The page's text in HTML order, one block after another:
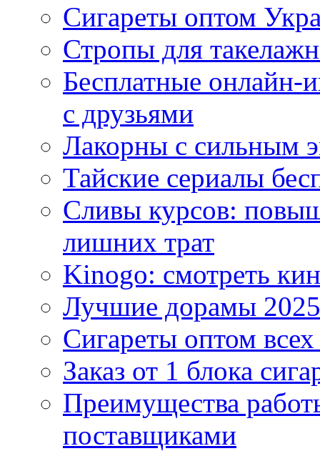
Сигареты оптом
Стропы для
Бесплатные
с друзьями
Лакорны с сильным
Тайские сериалы
Сливы курсов:
лишних трат
Kinogo: смотреть
Лучшие дорамы
Сигареты оптом
Заказ от 1 блока
Преимущества
поставщиками